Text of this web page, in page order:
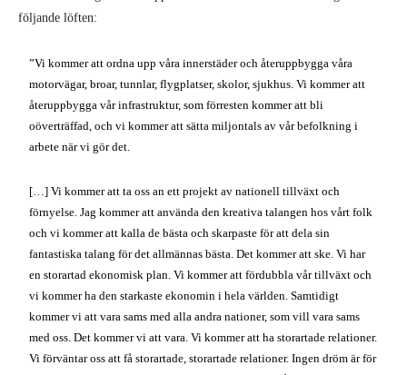
fantastiska talang för det allmännas bästa. Det kommer att ske. Vi har
en storartad ekonomisk plan. Vi kommer att fördubbla vår tillväxt och
vi kommer ha den starkaste ekonomin i hela världen. Samtidigt
kommer vi att vara sams med alla andra nationer, som vill vara sams
med oss. Det kommer vi att vara. Vi kommer att ha storartade relationer.
stor, ingen utmaning är för stor. Inget vi önskar för vår framtid är
bortom räckhåll.
Amerika kommer inte längre att nöja sig med något annat än det bästa.
Vi måste återerövra vårt lands öde och drömma stort och djärvt och
vågat. Vi måste göra det. Vi kommer att drömma om saker för detta vårt
land, och vackra saker och framgångsrika saker återigen. Jag vill säga
intressen först, kommer vi att förhandla rättvist med alla, med alla. Alla